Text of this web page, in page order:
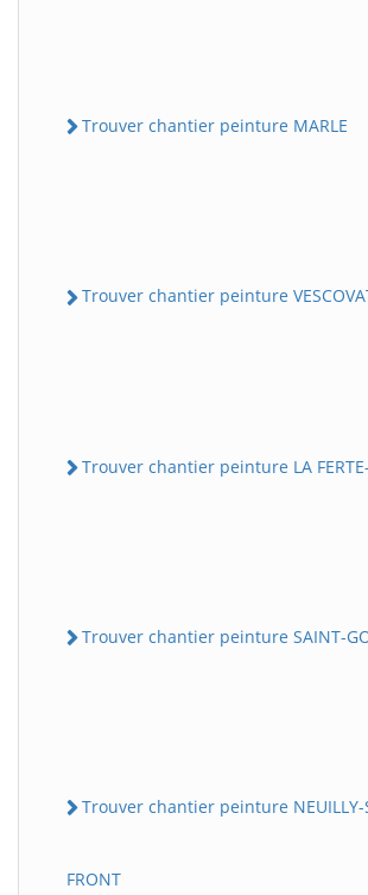
Trouver chantier peinture MARLE
Trouver chantier peinture
Trouver chantier peinture LA
Trouver chantier peinture SAINT-
Trouver chantier peinture NEUILLY-
FRONT